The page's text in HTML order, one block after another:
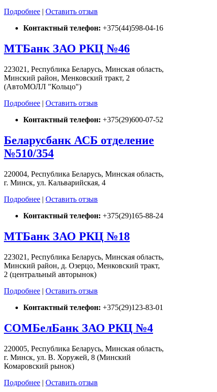
Подробнее | Оставить отзыв
Контактный телефон: +375(44)598-04-16
МТБанк ЗАО РКЦ №46
223021, Республика Беларусь, Минская область,
Минский район, Менковский тракт, 2
(АвтоМОЛЛ "Кольцо")
Подробнее | Оставить отзыв
Контактный телефон: +375(29)600-07-52
Беларусбанк АСБ отделение
№510/354
220004, Республика Беларусь, Минская область,
г. Минск, ул. Кальварийская, 4
Подробнее | Оставить отзыв
Контактный телефон: +375(29)165-88-24
МТБанк ЗАО РКЦ №18
223021, Республика Беларусь, Минская область,
Минский район, д. Озерцо, Менковский тракт,
2 (центральный авторынок)
Подробнее | Оставить отзыв
Контактный телефон: +375(29)123-83-01
СОМБелБанк ЗАО РКЦ №4
220005, Республика Беларусь, Минская область,
г. Минск, ул. В. Хоружей, 8 (Минский
Комаровский рынок)
Подробнее | Оставить отзыв